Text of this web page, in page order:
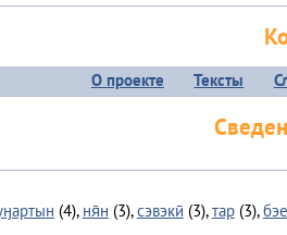
О проекте Тексты
(4), ня̄н (3),сэвэкӣ (3),тар(3),